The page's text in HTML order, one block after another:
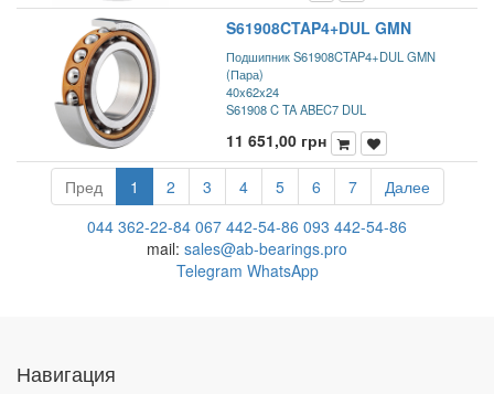
S61908CTAP4+DUL GMN
Подшипник S61908CTAP4+DUL GMN
(Пара)
40x62x24
S61908 C TA ABEC7 DUL
11 651,00 грн
Пред 1 2 3 4 5 6 7
Далее
044 362-22-84 067 442-54-86 093 442-54-86
mail: sales@ab-bearings.pro
Telegram WhatsApp
Навигация